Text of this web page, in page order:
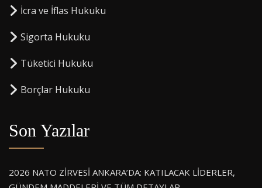
⁠İcra ve İflas Hukuku
Sigorta Hukuku
⁠Tüketici Hukuku
⁠Borçlar Hukuku
Son Yazılar
2026 NATO ZİRVESİ ANKARA’DA: KATILACAK LİDERLER,